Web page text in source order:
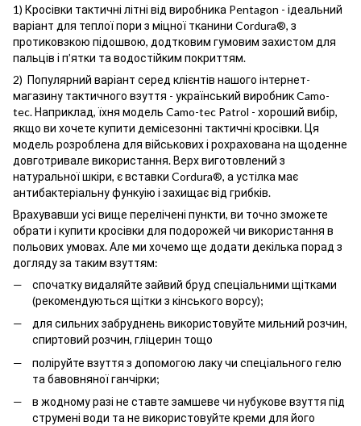
1) Кросівки тактичні літні від виробника Pentagon - ідеальний
варіант для теплої пори з міцної тканини Cordura®, з
протиковзкою підошвою, додтковим гумовим захистом для
пальців і п’ятки та водостійким покриттям.
2) Популярний варіант серед клієнтів нашого інтернет-
магазину тактичного взуття - український виробник Camo-
tec. Наприклад, їхня модель Camo-tec Patrol - хороший вибір,
якщо ви хочете купити демісезонні тактичні кросівки. Ця
модель розроблена для військових і рохрахована на щоденне
довготривале використання. Верх виготовлений з
натуральної шкіри, є вставки Cordura®, а устілка має
антибактеріальну функуію і захищає від грибків.
Врахувавши усі вище перелічені пункти, ви точно зможете
обрати і купити кросівки для подорожей чи використання в
польових умовах. Але ми хочемо ще додати декілька порад з
догляду за таким взуттям:
спочатку видаляйте зайвий бруд спеціальними щітками
(рекомендуються щітки з кінського ворсу);
для сильних забруднень використовуйте мильний розчин,
спиртовий розчин, гліцерин тощо
поліруйте взуття з допомогою лаку чи спеціального гелю
та бавовняної ганчірки;
в жодному разі не ставте замшеве чи нубукове взуття під
струмені води та не використовуйте креми для його